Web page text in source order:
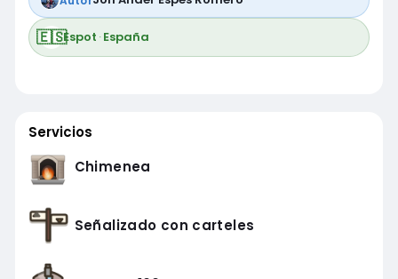
🇪🇸Espot ·España
Servicios
Chimenea
Señalizado con carteles